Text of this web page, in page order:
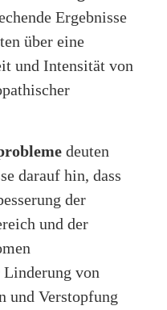
Ergebnisse
über eine
und Intensität von
deuten
darauf hin, dass
der
und der
von
und Verstopfung